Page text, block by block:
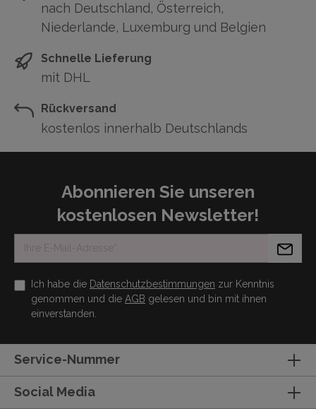
nach Deutschland, Österreich,
Niederlande, Luxemburg und Belgien
Schnelle Lieferung
mit DHL
Rückversand
kostenlos innerhalb Deutschlands
Abonnieren Sie unseren
kostenlosen Newsletter!
Ich habe die Datenschutzbestimmungen zur Kenntnis
genommen und die AGB gelesen und bin mit ihnen
einverstanden.
Service-Nummer
Social Media